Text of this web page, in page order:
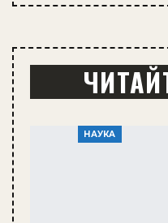
НАУКА